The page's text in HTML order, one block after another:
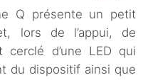
Q présente un petit
lors de l’appui, de
d’une LED qui
du dispositif ainsi que